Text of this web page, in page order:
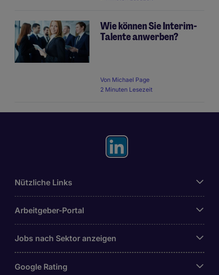
Wie können Sie Interim-
Talente anwerben?
Von Michael Page
2 Minuten Lesezeit
Nützliche Links
Arbeitgeber-Portal
Jobs nach Sektor anzeigen
Google Rating